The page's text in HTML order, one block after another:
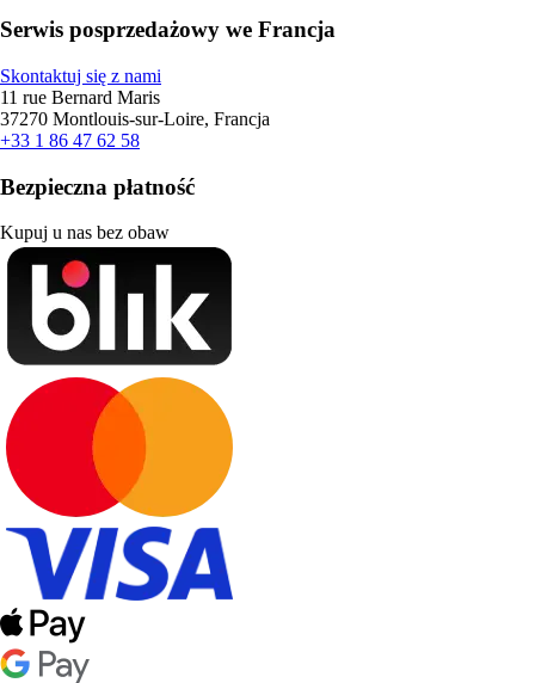
Serwis posprzedażowy we Francja
Skontaktuj się z nami
11 rue Bernard Maris
37270 Montlouis-sur-Loire, Francja
+33 1 86 47 62 58
Bezpieczna płatność
Kupuj u nas bez obaw